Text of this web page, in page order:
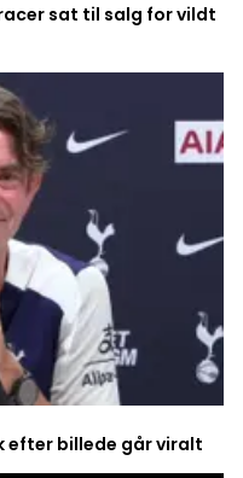
sat til salg for vildt
efter billede går viralt